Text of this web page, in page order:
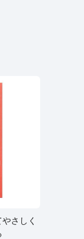
さしく